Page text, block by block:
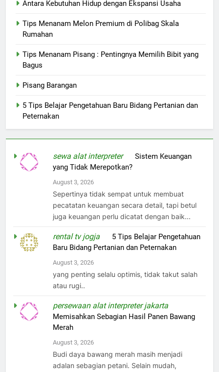
Antara Kebutuhan Hidup dengan Ekspansi Usaha
Tips Menanam Melon Premium di Polibag Skala
Rumahan
Tips Menanam Pisang : Pentingnya Memilih Bibit yang
Bagus
Pisang Barangan
5 Tips Belajar Pengetahuan Baru Bidang Pertanian dan
Peternakan
sewa alat interpreteronSistem Keuangan
yang Tidak Merepotkan?
August 3, 2026
Sepertinya tidak sempat untuk membuat
pecatatan keuangan secara detail, tapi betul
juga keuangan perlu dicatat dengan baik...
rental tv jogja
5 Tips Belajar Pengetahuan
Baru Bidang Pertanian dan Peternakan
August 3, 2026
yang penting selalu optimis, tidak takut salah
atau rugi..
persewaan alat interpreter jakarta
Memisahkan Sebagian Hasil Panen Bawang
Merah
August 3, 2026
Budi daya bawang merah masih menjadi
adalan sebagian petani. Selain mudah,